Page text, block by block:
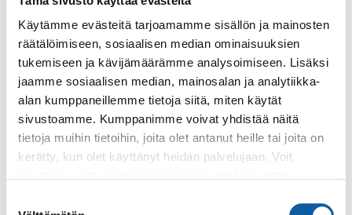
Käytämme evästeitä tarjoamamme sisällön ja mainosten
räätälöimiseen, sosiaalisen median ominaisuuksien
tukemiseen ja kävijämäärämme analysoimiseen. Lisäksi
jaamme sosiaalisen median, mainosalan ja analytiikka-
alan kumppaneillemme tietoja siitä, miten käytät
sivustoamme. Kumppanimme voivat yhdistää näitä
tietoja muihin tietoihin, joita olet antanut heille tai joita on
kerätty, kun olet käyttänyt heidän palvelujaan. Voit
hyte-tuki hyvinvoinnin ja tervyden edistäminen
koulutustuki kulttuuri liikunta nuorisotyö
perustoimintatuki
Aiheesta lisää